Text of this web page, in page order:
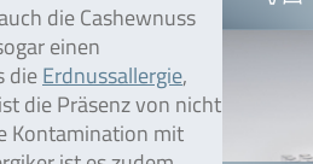
die Cashewnuss
einen
dieErdnussallergie,
die Präsenz von nicht
Kontamination mit